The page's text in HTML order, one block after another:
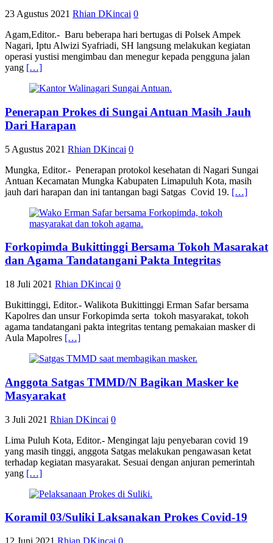
23 Agustus 2021 Rhian DKincai 0
Agam,Editor.- Baru beberapa hari bertugas di Polsek Ampek
Nagari, Iptu Alwizi Syafriadi, SH langsung melakukan kegiatan
operasi yustisi mengimbau dan menegur kepada pengguna jalan
yang […]
Penerapan Prokes di Sungai Antuan Masih Jauh
Dari Harapan
5 Agustus 2021 Rhian DKincai 0
Mungka, Editor.- Penerapan protokol kesehatan di Nagari Sungai
Antuan Kecamatan Mungka Kabupaten Limapuluh Kota, masih
jauh dari harapan dan ini tantangan bagi Satgas Covid 19. […]
Forkopimda Bukittinggi Bersama Tokoh Masarakat
dan Agama Tandatangani Pakta Integritas
18 Juli 2021 Rhian DKincai 0
Bukittinggi, Editor.- Walikota Bukittinggi Erman Safar bersama
Kapolres dan unsur Forkopimda serta tokoh masyarakat, tokoh
agama tandatangani pakta integritas tentang pemakaian masker di
Aula Mapolres […]
Anggota Satgas TMMD/N Bagikan Masker ke
Masyarakat
3 Juli 2021 Rhian DKincai 0
Lima Puluh Kota, Editor.- Mengingat laju penyebaran covid 19
yang masih tinggi, anggota Satgas melakukan pengawasan ketat
terhadap kegiatan masyarakat. Sesuai dengan anjuran pemerintah
yang […]
Koramil 03/Suliki Laksanakan Prokes Covid-19
12 Juni 2021 Rhian DKincai 0